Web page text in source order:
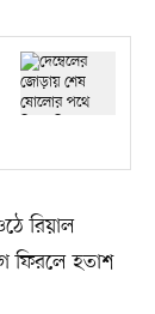
রিয়াল
ফিরলে হতাশ